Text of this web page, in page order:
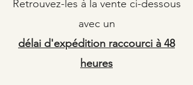
Retrouvez-les à la vente ci-dessous
avec un
délai d'expédition raccourci à 48
heures